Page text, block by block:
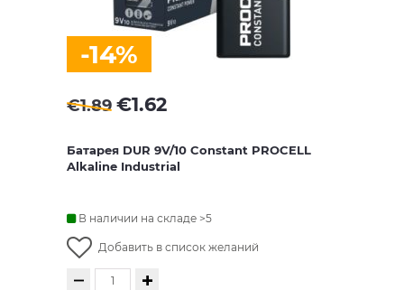
-14%
€1.89 €1.62
Батарея DUR 9V/10 Constant PROCELL
Alkaline Industrial
В наличии на складе >5
Добавить в список желаний